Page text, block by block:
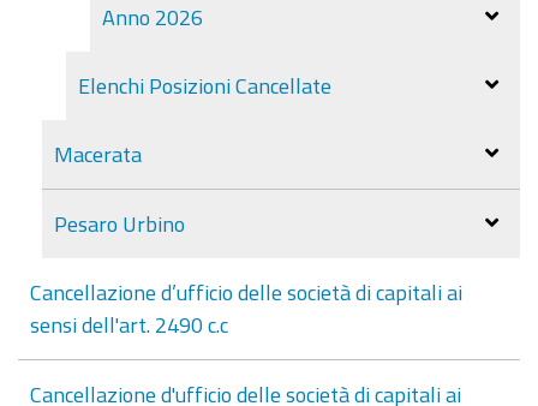
Anno 2026
Elenchi Posizioni Cancellate
Macerata
Pesaro Urbino
Cancellazione d’ufficio delle società di capitali ai
sensi dell'art. 2490 c.c
Cancellazione d'ufficio delle società di capitali ai